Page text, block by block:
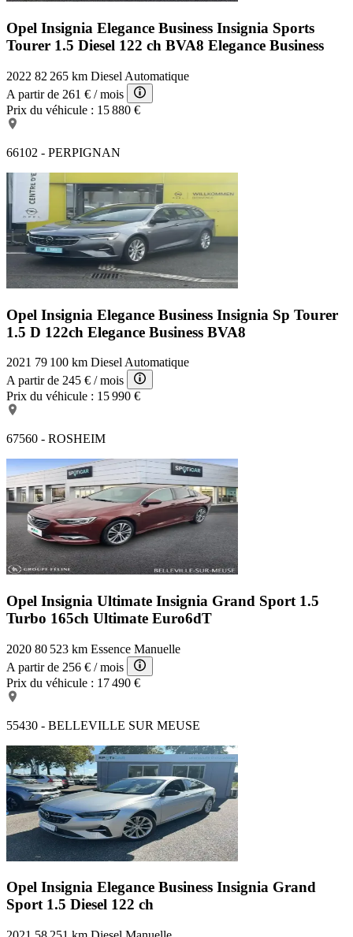
Opel Insignia Elegance Business Insignia Sports
Tourer 1.5 Diesel 122 ch BVA8 Elegance Business
2022 82 265 km Diesel Automatique
A partir de 261 € / mois
Prix du véhicule : 15 880 €
66102 - PERPIGNAN
Opel Insignia Elegance Business Insignia Sp Tourer
1.5 D 122ch Elegance Business BVA8
2021 79 100 km Diesel Automatique
A partir de 245 € / mois
Prix du véhicule : 15 990 €
67560 - ROSHEIM
Opel Insignia Ultimate Insignia Grand Sport 1.5
Turbo 165ch Ultimate Euro6dT
2020 80 523 km Essence Manuelle
A partir de 256 € / mois
Prix du véhicule : 17 490 €
55430 - BELLEVILLE SUR MEUSE
Opel Insignia Elegance Business Insignia Grand
Sport 1.5 Diesel 122 ch